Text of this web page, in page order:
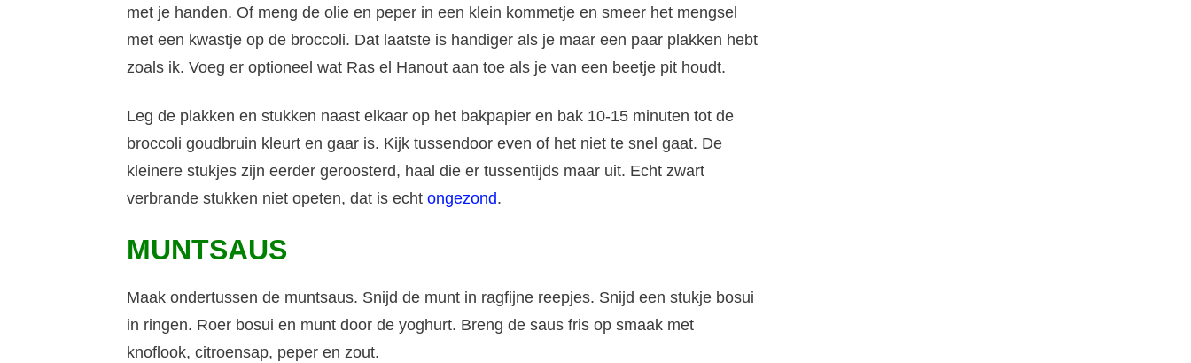
met je handen. Of meng de olie en peper in een klein kommetje en smeer het mengsel
met een kwastje op de broccoli. Dat laatste is handiger als je maar een paar plakken hebt
zoals ik. Voeg er optioneel wat Ras el Hanout aan toe als je van een beetje pit houdt.
Leg de plakken en stukken naast elkaar op het bakpapier en bak 10-15 minuten tot de
broccoli goudbruin kleurt en gaar is. Kijk tussendoor even of het niet te snel gaat. De
kleinere stukjes zijn eerder geroosterd, haal die er tussentijds maar uit. Echt zwart
verbrande stukken niet opeten, dat is echt ongezond.
MUNTSAUS
Maak ondertussen de muntsaus. Snijd de munt in ragfijne reepjes. Snijd een stukje bosui
in ringen. Roer bosui en munt door de yoghurt. Breng de saus fris op smaak met
knoflook, citroensap, peper en zout.